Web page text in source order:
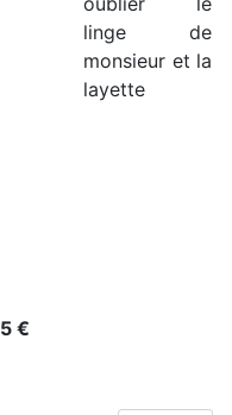
linge de
monsieur et la
layette
5 €